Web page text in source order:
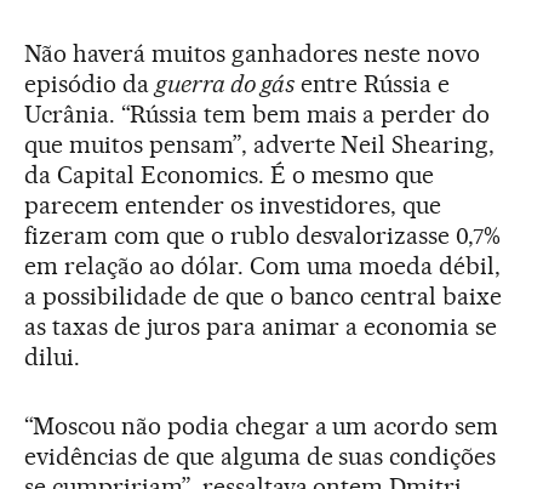
Não haverá muitos ganhadores neste novo
episódio da guerra do gásentre Rússia e
Ucrânia. “Rússia tem bem mais a perder do
que muitos pensam”, adverte Neil Shearing,
da Capital Economics. É o mesmo que
parecem entender os investidores, que
fizeram com que o rublo desvalorizasse 0,7%
em relação ao dólar. Com uma moeda débil,
a possibilidade de que o banco central baixe
as taxas de juros para animar a economia se
dilui.
“Moscou não podia chegar a um acordo sem
evidências de que alguma de suas condições